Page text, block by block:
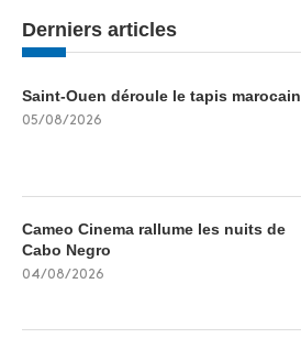
Derniers articles
Saint-Ouen déroule le tapis marocain
05/08/2026
Cameo Cinema rallume les nuits de
Cabo Negro
04/08/2026